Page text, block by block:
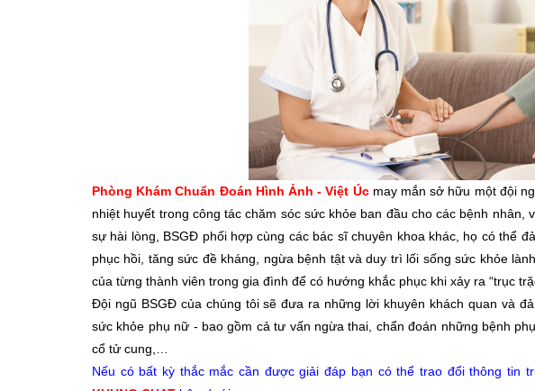
Phòng Khám Chuẩn Đoán Hình Ảnh - Việt Úc may mắn sở hữu một đội
nhiệt huyết trong công tác chăm sóc sức khỏe ban đầu cho các bệnh
sự hài lòng, BSGĐ phối hợp cùng các bác sĩ chuyên khoa khác, họ có thể
phục hồi, tăng sức đề kháng, ngừa bệnh tật và duy trì lối sống sức khỏe
của từng thành viên trong gia đình để có hướng khắc phục khi xảy ra “trục
Đội ngũ BSGĐ của chúng tôi sẽ đưa ra những lời khuyên khách quan và
sức khỏe phụ nữ - bao gồm cả tư vấn ngừa thai, chẩn đoán những bệnh
cổ tử cung,…
Nếu có bất kỳ thắc mắc cần được giải đáp bạn có thể trao đổi thông tin